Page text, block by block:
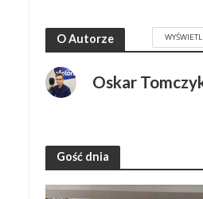
O Autorze
Oskar
Gość dnia